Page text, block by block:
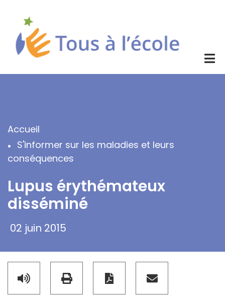
contenu
principal
Fil
d'Ariane
Accueil
S'informer sur les maladies et leurs
conséquences
Lupus érythémateux
disséminé
02 juin 2015